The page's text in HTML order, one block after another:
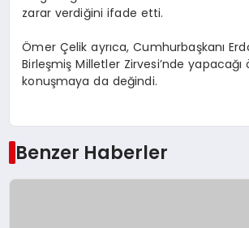
zarar verdiğini ifade etti.
Ömer Çelik ayrıca, Cumhurbaşkanı
Birleşmiş Milletler Zirvesi’nde yapacağı
konuşmaya da değindi.
Benzer Haberler